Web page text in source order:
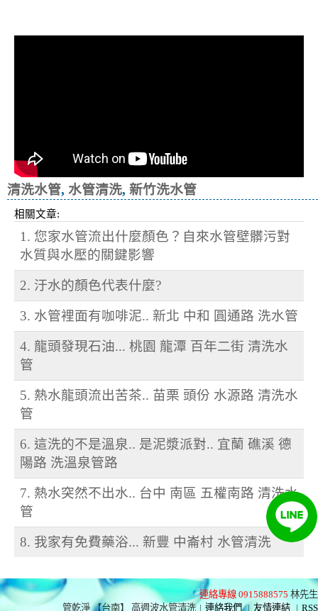
清洗水管, 水管清洗, 新竹洗水管
相關文章:
1. 您家水管流出什麼顏色？自來水管壁髒污對
水質與水壓的關鍵影響
2. 汙水的顏色代表什麼?
3. 水管裡面有咖啡泥.. 新北 中和 圓通路 洗水管
4. 龍頭發現石油... 桃園 龍潭 百年二街 清洗水
管
5. 熱水龍頭流出苦茶.. 苗栗 頭份 水源路 清洗水
管
6. 這洗的不是溫泉.. 是泥漿派對.. 宜蘭 礁溪 德
陽路 洗溫泉管路
7. 熱水突然不出水.. 台中 南區 五權南路 清洗水
管
8. 我家有免費藥浴... 新豐 中崙村 水管清洗
連絡專線 0915888575 林先生
管乾淨 【台南】 高週波水管清洗 | 連絡我們 | 友情連結 | RSS